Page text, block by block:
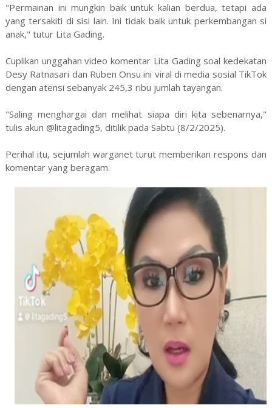
"Permainan ini mungkin baik untuk kalian berdua, tetapi ada
yang tersakiti di sisi lain. Ini tidak baik untuk perkembangan si
anak," tutur Lita Gading.
Cuplikan unggahan video komentar Lita Gading soal kedekatan
Desy Ratnasari dan Ruben Onsu ini viral di media sosial TikTok
dengan atensi sebanyak 245,3 ribu jumlah tayangan.
"Saling menghargai dan melihat siapa diri kita sebenarnya,"
tulis akun @litagading5, ditilik pada Sabtu (8/2/2025).
Perihal itu, sejumlah warganet turut memberikan respons dan
komentar yang beragam.